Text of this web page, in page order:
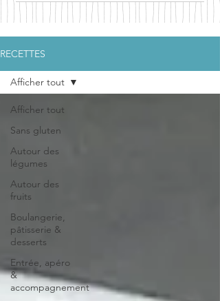
RECETTES
Afficher tout
Sans gluten
Autour des
légumes
Autour des
fruits
Boulangerie,
pâtisserie &
desserts
Entrée, apéro
&
accompagnement
Afficher tout